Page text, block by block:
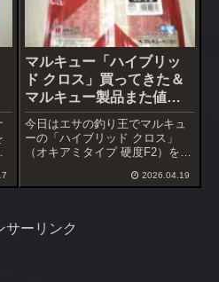
マルキュー「ハイブリッ
ド クロス」買ってきた＆
マルキュー製品また値上
げ。
今日はエサの釣り王でマルキュ
ーの「ハイブリッド クロス」
（オキアミタイプ 硬度F2）を買
は初回はオキアミタイプ 硬度F2
っと高いですね。再冷凍が可能
と...
2026.04.19
サーリンク